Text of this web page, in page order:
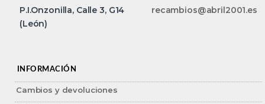
P.I.Onzonilla, Calle 3, G14
(León)
recambios@abril2001.es
INFORMACIÓN
Cambios y devoluciones